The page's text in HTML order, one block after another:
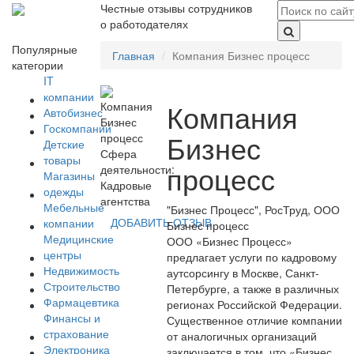
Честные отзывы сотрудников
о работодателях
Популярные
категории
IT
компании
Автобизнес
Госкомпании
Детские
товары
Магазины
одежды
Мебельные
компании
Медицинские
центры
Недвижимость
Строительство
Фармацевтика
Финансы и
страхование
Электроника
Главная Компания Бизнес процесс
Сфера
деятельности:
Кадровые
агентства
ДОБАВИТЬ ОТЗЫВ
Компания
Бизнес
процесс
"Бизнес Процесс", РосТруд, ООО
Бизнес процесс
ООО «Бизнес Процесс»
предлагает услуги по кадровому
аутсорсингу в Москве, Санкт-
Петербурге, а также в различных
регионах Российской Федерации.
Существенное отличие компании
от аналогичных организаций